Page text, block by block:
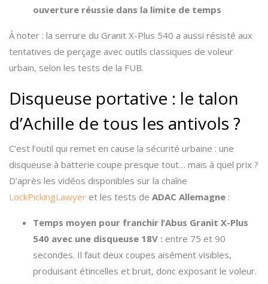
ouverture réussie dans la limite de temps
À noter : la serrure du Granit X-Plus 540 a aussi résisté aux
tentatives de perçage avec outils classiques de voleur
urbain, selon les tests de la FUB.
Disqueuse portative : le talon
d’Achille de tous les antivols ?
C’est l’outil qui remet en cause la sécurité urbaine : une
disqueuse à batterie coupe presque tout… mais à quel prix ?
D’après les vidéos disponibles sur la chaîne
LockPickingLawyer et les tests de ADAC Allemagne :
Temps moyen pour franchir l’Abus Granit X-Plus
540 avec une disqueuse 18V : entre 75 et 90
secondes. Il faut deux coupes aisément visibles,
produisant étincelles et bruit, donc exposant le voleur.